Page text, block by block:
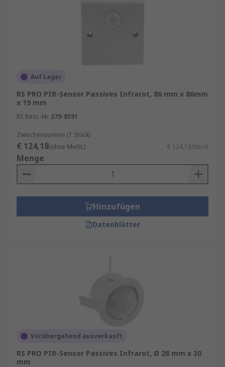
Auf Lager
RS PRO PIR-Sensor Passives Infrarot, 86 mm x 86mm
x 19 mm
RS Best.-Nr. 279-8591
Zwischensumme (1 Stück)
€ 124,18(ohne MwSt.) € 124,18/Stück
Menge
Hinzufügen
Datenblätter
Vorübergehend ausverkauft
RS PRO PIR-Sensor Passives Infrarot, Ø 28 mm x 30
mm